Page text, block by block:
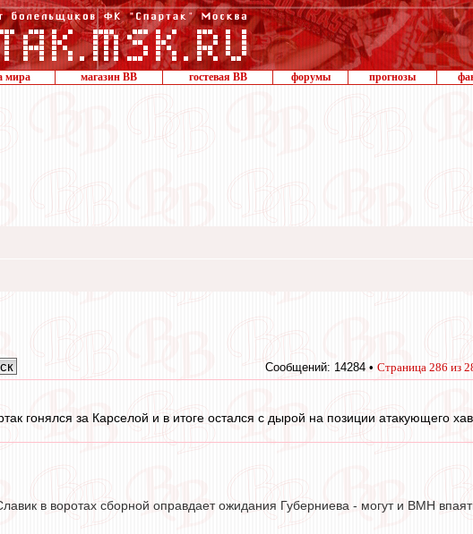
мира магазин ВВ гостевая ВВ форумы прогнозы
Сообщений: 14284 • Страница 286 из
гонялся за Карселой и в итоге остался с дырой на позиции атакующего
в воротах сборной оправдает ожидания Губерниева - могут и ВМН